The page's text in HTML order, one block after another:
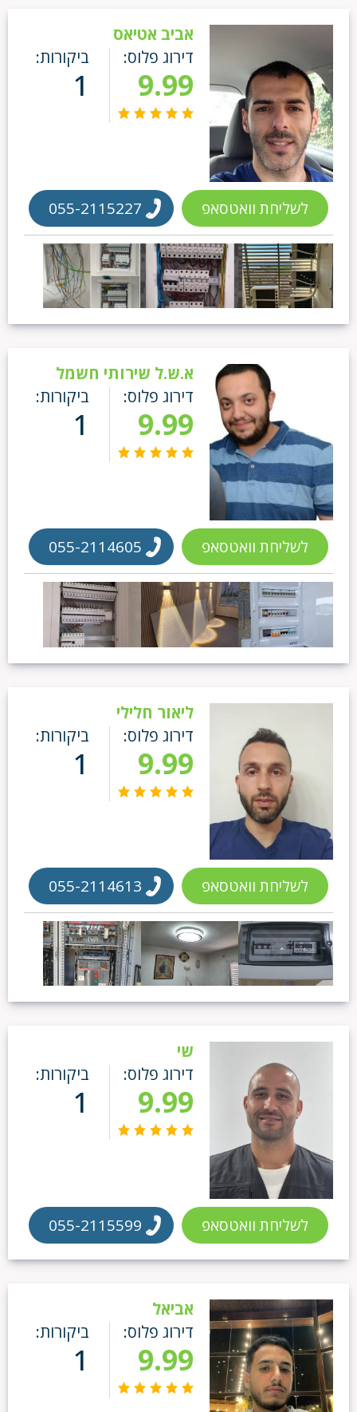
אביב אטיאס
דירוג פלוס:
9.99
ביקורות:
1
לשליחת וואטסאפ 055-2115227
א.ש.ל שירותי חשמל
דירוג פלוס:
9.99
ביקורות:
1
לשליחת וואטסאפ 055-2114605
ליאור חלילי
דירוג פלוס:
9.99
ביקורות:
1
לשליחת וואטסאפ 055-2114613
שי
דירוג פלוס:
9.99
ביקורות:
1
לשליחת וואטסאפ 055-2115599
אביאל
דירוג פלוס:
9.99
ביקורות:
1